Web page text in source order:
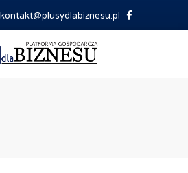
kontakt@plusydlabiznesu.pl